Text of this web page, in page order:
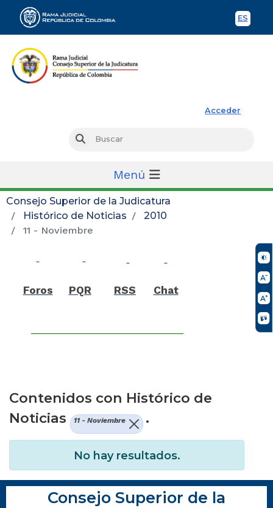
ES
Acceder
Buscar
Menú
Consejo Superior de la Judicatura
Histórico de Noticias
2010
11 - Noviembre
Foros PQR RSS Chat
Contenidos con Histórico de
Noticias
11 - Noviembre .
No hay resultados.
Consejo Superior de la